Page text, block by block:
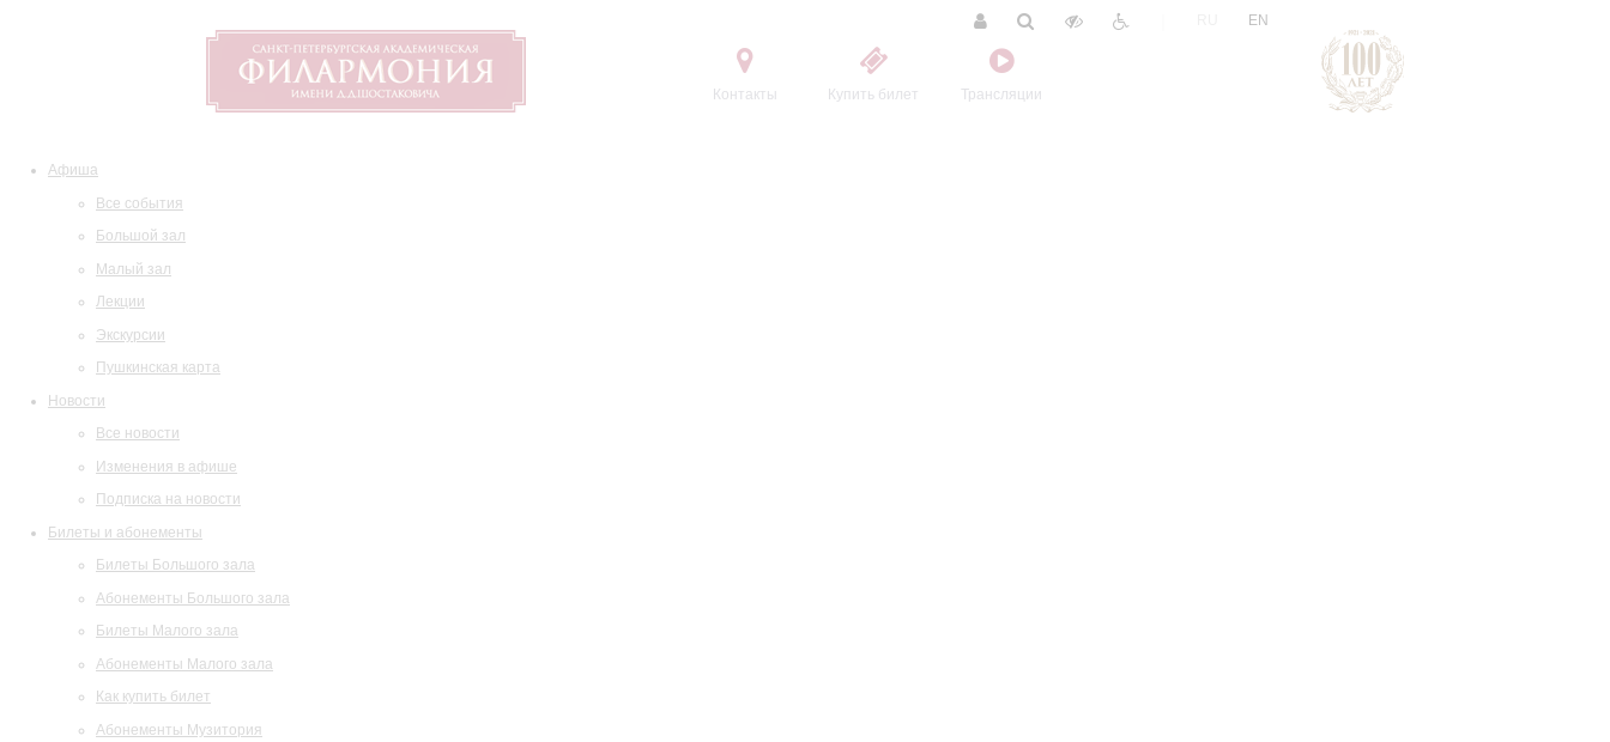
Контакты Купить билет Трансляции
EN
Афиша
Все события
Большой зал
Малый зал
Лекции
Экскурсии
Пушкинская карта
Новости
Все новости
Изменения в афише
Подписка на новости
Билеты и абонементы
Билеты Большого зала
Абонементы Большого зала
Билеты Малого зала
Абонементы Малого зала
Как купить билет
Абонементы Музитория